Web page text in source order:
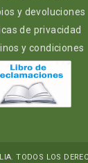
y devoluciones
de privacidad
y condiciones
TODOS LOS